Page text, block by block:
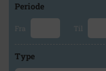
Periode
Fra Til
Type